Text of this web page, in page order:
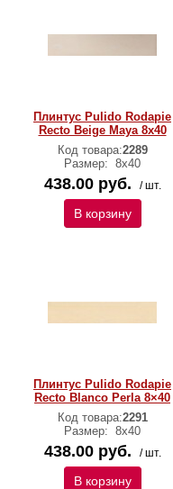
Плинтус Pulido Rodapie
Recto Beige Maya 8х40
Код товара:2289
Размер: 8х40
438.00 руб. / шт.
В корзину
Плинтус Pulido Rodapie
Recto Blanco Perla 8×40
Код товара:2291
Размер: 8х40
438.00 руб. / шт.
В корзину